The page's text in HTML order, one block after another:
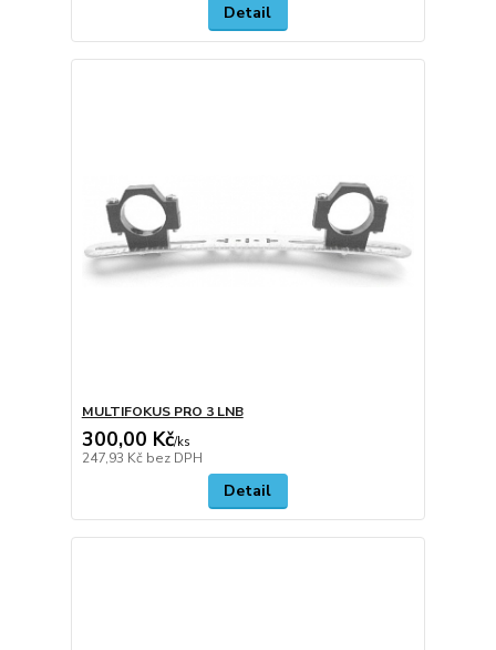
Detail
MULTIFOKUS PRO 3 LNB
300,00 Kč/ks
247,93 Kč bez DPH
Detail